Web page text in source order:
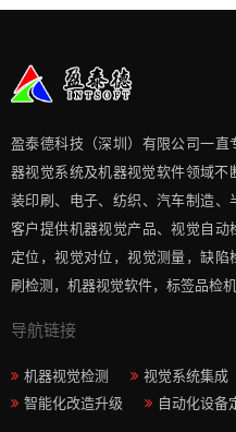
盈泰德科技（深圳）有限公司一
器视觉系统及机器视觉软件领域
装印刷、电子、纺织、汽车制造
客户提供机器视觉产品、视觉自
定位，视觉对位，视觉测量，缺
刷检测，机器视觉软件，标签品检
导航链接
机器视觉检测 视觉系统集成
智能化改造升级
自动化设备